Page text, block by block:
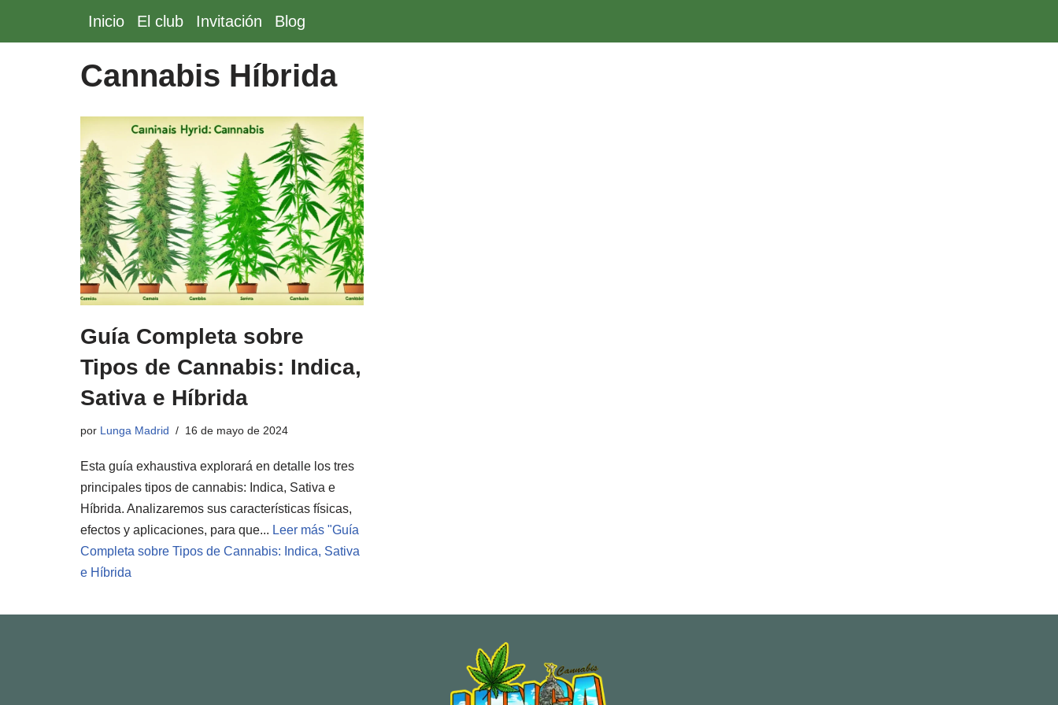
Saltar
Inicio El club Invitación Blog
Cannabis Híbrida
Guía Completa sobre
Tipos de Cannabis: Indica,
Sativa e Híbrida
por Lunga Madrid 16 de mayo de 2024
Esta guía exhaustiva explorará en detalle los tres
principales tipos de cannabis: Indica, Sativa e
Híbrida. Analizaremos sus características físicas,
efectos y aplicaciones, para que... Leer más "Guía
Completa sobre Tipos de Cannabis: Indica, Sativa
e Híbrida